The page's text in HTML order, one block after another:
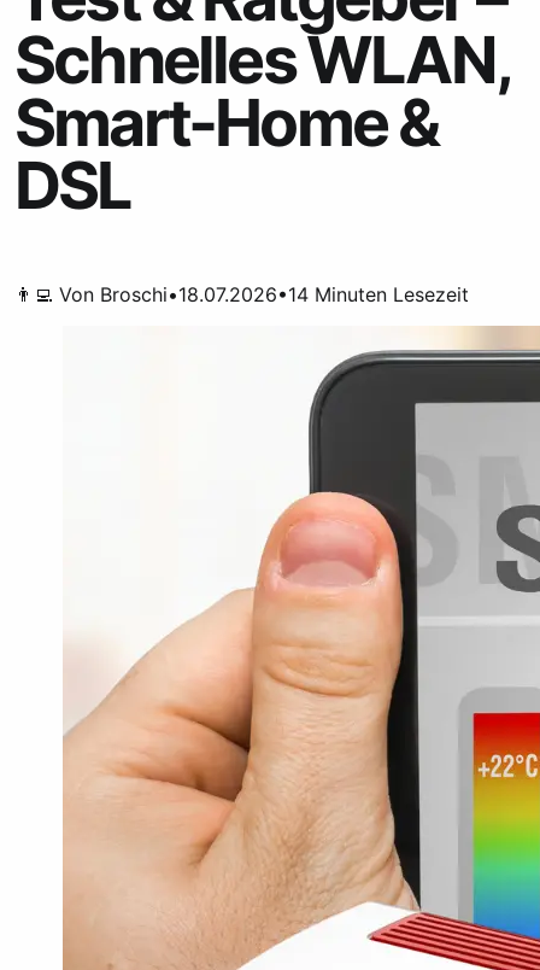
Schnelles WLAN,
Smart-Home &
DSL
👨‍💻 Von Broschi•18.07.2026•14 Minuten Lesezeit